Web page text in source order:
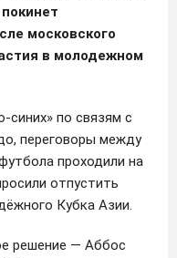
московского
в молодежном
синих» по связям с
переговоры между
проходили на
отпустить
Кубка Азии.
решение — Аббос